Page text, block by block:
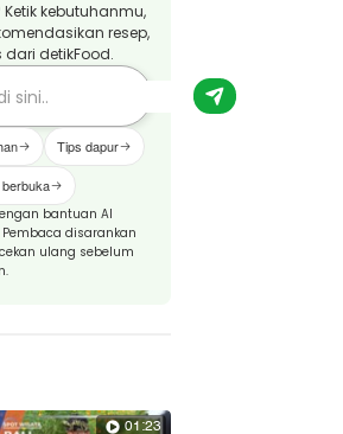
kebutuhanmu,
resep,
detikFood.
Tips dapur
bantuan AI
disarankan
ulang sebelum
01:23